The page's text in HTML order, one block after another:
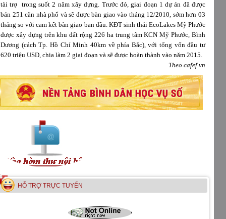
tài trợ trong suốt 2 năm xây dựng. Trước đó, giai đoạn 1 dự án đã được
bán 251 căn nhà phố và sẽ được bàn giao vào tháng 12/2010, sớm hơn 03
tháng so với cam kết bàn giao ban đầu. KĐT sinh thái EcoLakes Mỹ Phước
được xây dựng trên khu đất rộng 226 ha trung tâm KCN Mỹ Phước, Bình
Dương (cách Tp. Hồ Chí Minh 40km về phía Bắc), với tổng vốn đầu tư
620 triệu USD, chia làm 2 giai đoạn và sẽ được hoàn thành vào năm 2015.
Theo cafef.vn
HỖ TRỢ TRỰC TUYẾN